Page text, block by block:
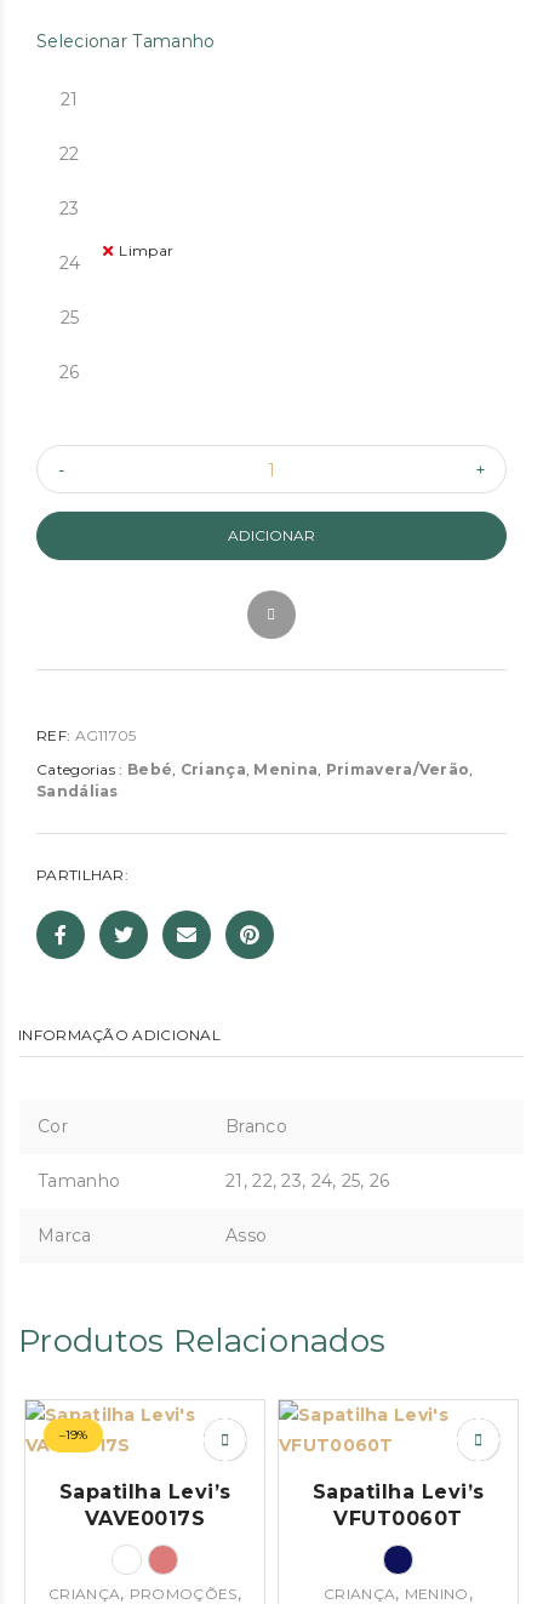
Selecionar Tamanho
21
22
23
24
25
26
Limpar
ADICIONAR
REF: AG11705
Categorias : Bebé, Criança, Menina, Primavera/Verão,
Sandálias
PARTILHAR:
INFORMAÇÃO ADICIONAL
Cor Branco
Tamanho 21, 22, 23, 24, 25, 26
Marca Asso
Produtos Relacionados
–19%
Sapatilha Levi’s
VAVE0017S
CRIANÇA, PROMOÇÕES,
Sapatilha Levi’s
VFUT0060T
CRIANÇA, MENINO ,